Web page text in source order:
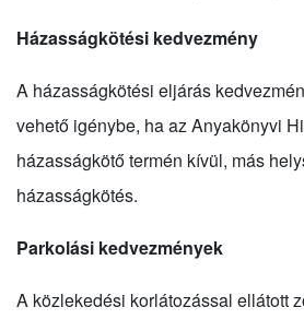
Házasságkötési kedvezmény
A házasságkötési eljárás
vehető igénybe, ha az Anyakönyvi
házasságkötő termén kívül, más
házasságkötés.
Parkolási kedvezmények
A közlekedési korlátozással ellátott